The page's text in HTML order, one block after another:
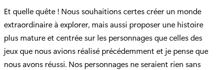
Et quelle quête ! Nous souhaitions certes créer un monde
extraordinaire à explorer, mais aussi proposer une histoire
plus mature et centrée sur les personnages que celles des
jeux que nous avions réalisé précédemment et je pense que
nous avons réussi. Nos personnages ne seraient rien sans